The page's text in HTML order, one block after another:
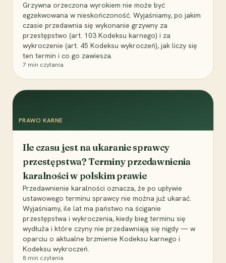
Grzywna orzeczona wyrokiem nie może być
egzekwowana w nieskończoność. Wyjaśniamy, po jakim
czasie przedawnia się wykonanie grzywny za
przestępstwo (art. 103 Kodeksu karnego) i za
wykroczenie (art. 45 Kodeksu wykroczeń), jak liczy się
ten termin i co go zawiesza.
7 min czytania
PRAWO KARNE
Ile czasu jest na ukaranie sprawcy
przestępstwa? Terminy przedawnienia
karalności w polskim prawie
Przedawnienie karalności oznacza, że po upływie
ustawowego terminu sprawcy nie można już ukarać.
Wyjaśniamy, ile lat ma państwo na ściganie
przestępstwa i wykroczenia, kiedy bieg terminu się
wydłuża i które czyny nie przedawniają się nigdy — w
oparciu o aktualne brzmienie Kodeksu karnego i
Kodeksu wykroczeń.
8 min czytania